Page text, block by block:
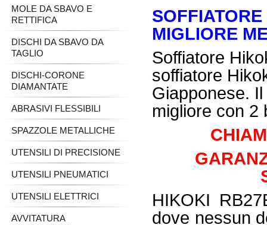
MIGLIORE
Soffiatore
soffiatore
Giapponese.
migliore con 2
HIKOKI
dove nessun
MOLE DA SBAVO E
RETTIFICA
DISCHI DA SBAVO DA
TAGLIO
DISCHI-CORONE
DIAMANTATE
ABRASIVI FLESSIBILI
SPAZZOLE METALLICHE
UTENSILI DI PRECISIONE
UTENSILI PNEUMATICI
UTENSILI ELETTRICI
AVVITATURA